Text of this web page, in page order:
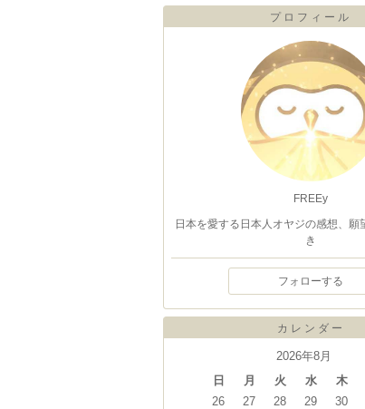
プロフィール
FREEy
日本を愛する日本人オヤジの感想、願
き
フォローする
カレンダー
2026年8月
日
月 火 水 木
26
27 28 29 30